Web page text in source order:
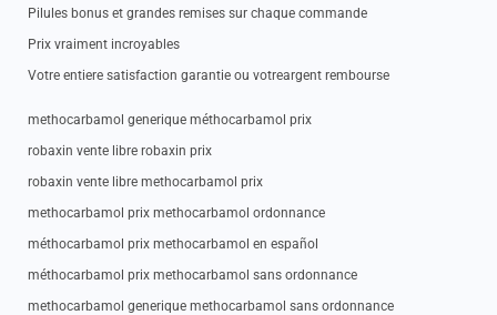
Pilules bonus et grandes remises sur chaque commande
Prix vraiment incroyables
Votre entiere satisfaction garantie ou votreargent rembourse
methocarbamol generique méthocarbamol prix
robaxin vente libre robaxin prix
robaxin vente libre methocarbamol prix
methocarbamol prix methocarbamol ordonnance
méthocarbamol prix methocarbamol en español
méthocarbamol prix methocarbamol sans ordonnance
methocarbamol generique methocarbamol sans ordonnance